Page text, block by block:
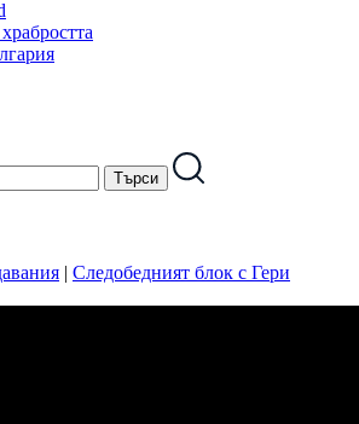
| Следобедният блок с Гери